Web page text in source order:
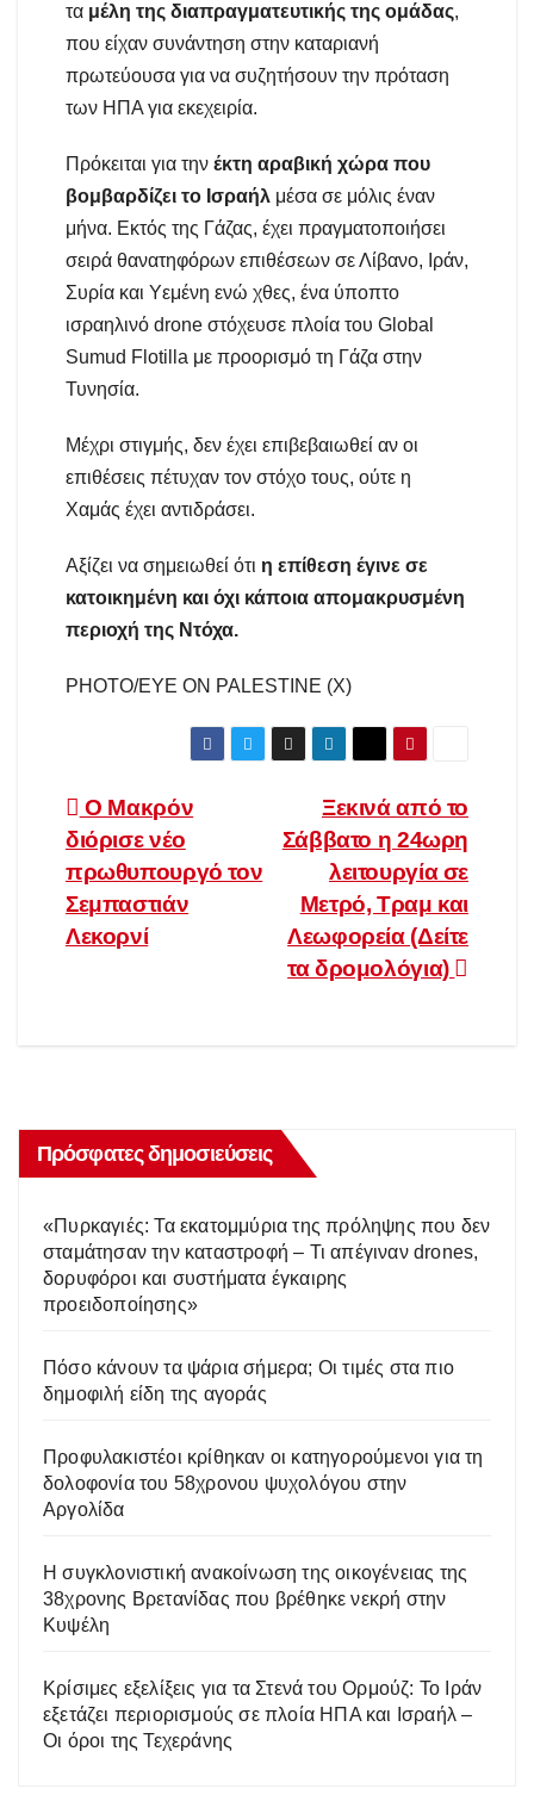
τα μέλη της διαπραγματευτικής της ομάδας,
που είχαν συνάντηση στην καταριανή
πρωτεύουσα για να συζητήσουν την πρόταση
των ΗΠΑ για εκεχειρία.
Πρόκειται για την έκτη αραβική χώρα που
βομβαρδίζει το Ισραήλ μέσα σε μόλις έναν
μήνα. Εκτός της Γάζας, έχει πραγματοποιήσει
σειρά θανατηφόρων επιθέσεων σε Λίβανο, Ιράν,
Συρία και Υεμένη ενώ χθες, ένα ύποπτο
ισραηλινό drone στόχευσε πλοία του Global
Sumud Flotilla με προορισμό τη Γάζα στην
Τυνησία.
Μέχρι στιγμής, δεν έχει επιβεβαιωθεί αν οι
επιθέσεις πέτυχαν τον στόχο τους, ούτε η
Χαμάς έχει αντιδράσει.
Αξίζει να σημειωθεί ότι η επίθεση έγινε σε
κατοικημένη και όχι κάποια απομακρυσμένη
περιοχή της Ντόχα.
PHOTO/EYE ON PALESTINE (X)
Πλοήγηση
άρθρων
Ξεκινά από το
Σάββατο η 24ωρη
λειτουργία σε
Μετρό, Τραμ και
Λεωφορεία (Δείτε
τα δρομολόγια)
Ο Μακρόν
διόρισε νέο
πρωθυπουργό τον
Σεμπαστιάν
Λεκορνί
Πρόσφατες δημοσιεύσεις
«Πυρκαγιές: Τα εκατομμύρια της πρόληψης που δεν
σταμάτησαν την καταστροφή – Τι απέγιναν drones,
δορυφόροι και συστήματα έγκαιρης
προειδοποίησης»
Πόσο κάνουν τα ψάρια σήμερα; Οι τιμές στα πιο
δημοφιλή είδη της αγοράς
Προφυλακιστέοι κρίθηκαν οι κατηγορούμενοι για τη
δολοφονία του 58χρονου ψυχολόγου στην
Αργολίδα
Η συγκλονιστική ανακοίνωση της οικογένειας της
38χρονης Βρετανίδας που βρέθηκε νεκρή στην
Κυψέλη
Κρίσιμες εξελίξεις για τα Στενά του Ορμούζ: Το Ιράν
εξετάζει περιορισμούς σε πλοία ΗΠΑ και Ισραήλ –
Οι όροι της Τεχεράνης